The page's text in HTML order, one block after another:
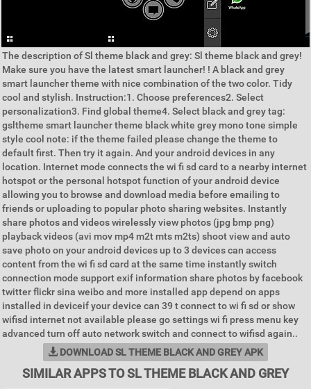
The description of Sl theme black and grey: Sl theme black and grey!
Make sure you have the latest smart launcher! ! A black and grey
smart launcher theme with nice combination of the two color. Tidy
cool and stylish. Instruction:1. Choose preferences2. Select
personalization3. Find global theme4. Select black and grey tag:
gsltheme smart launcher theme black white grey mono tone simple
style cool note: if the theme failed please change the theme to
default first. Then try it again. And your android devices in any
location. Internet mode connects the wi fi sd card to a nearby internet
hotspot or the personal hotspot function of your android device
allowing you to browse and download media before emailing to
friends or uploading to popular photo sharing websites. Instantly
share photos and videos wirelessly view photos (jpg bmp png)
playback videos (avi mov mp4 m2t mts m2ts) shoot view and auto
save photo on your android devices up to 3 devices can access
content from the wi fi sd card at the same time instantly switch
connection mode support exif information share photos by facebook
twitter flickr sina weibo and more installed app depend on apps
installed in deviceif your device can 39 t connect to wi fi sd or show
wifisd internet not available please go settings wi fi press menu key
advanced turn off auto network switch and connect to wifisd again..
DOWNLOAD SL THEME BLACK AND GREY APK
SIMILAR APPS TO SL THEME BLACK AND GREY